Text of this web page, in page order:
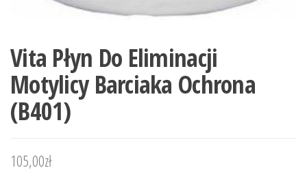
Vita Płyn Do Eliminacji
Motylicy Barciaka Ochrona
(B401)
105,00zł